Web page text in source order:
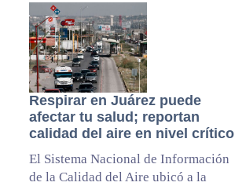
Respirar en Juárez puede
afectar tu salud; reportan
calidad del aire en nivel crítico
El Sistema Nacional de Información
de la Calidad del Aire ubicó a la